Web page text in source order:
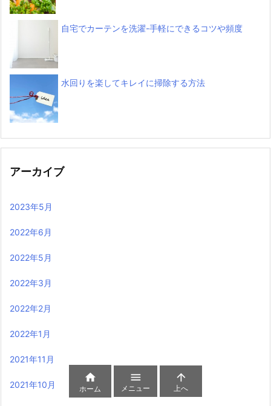
自宅でカーテンを洗濯-手軽にできるコツや頻度
水回りを楽してキレイに掃除する方法
アーカイブ
2023年5月
2022年6月
2022年5月
2022年3月
2022年2月
2022年1月
2021年11月
2021年10月

ホーム

メニュー

上へ